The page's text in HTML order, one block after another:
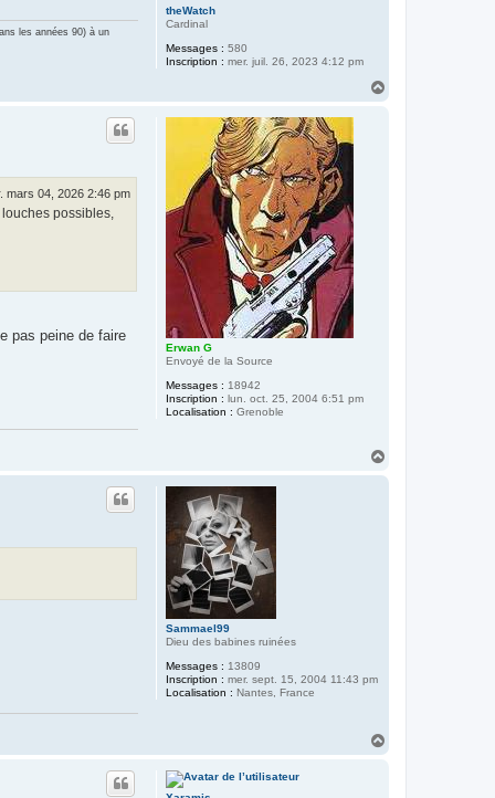
theWatch
Cardinal
Messages : 580
Inscription : mer. juil. 26, 2023 4:12 pm
les années 90) à un
Erwan G
Envoyé de la Source
Messages : 18942
Inscription : lun. oct. 25, 2004 6:51 pm
Localisation : Grenoble
mars 04, 2026 2:46 pm
possibles,
pas peine de faire
Sammael99
Dieu des babines ruinées
Messages : 13809
Inscription : mer. sept. 15, 2004 11:43 pm
Localisation : Nantes, France